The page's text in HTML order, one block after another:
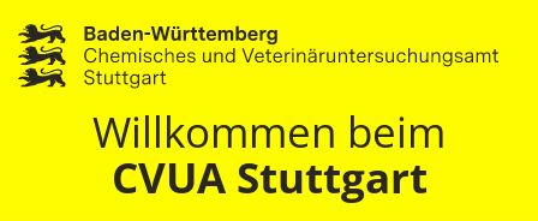
Willkommen beim
CVUA Stuttgart